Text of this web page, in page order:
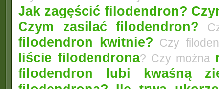
Jak zagęścić filodendron?
Czym zasilać filodendron?
filodendron kwitnie? Czy
liście filodendrona? Czy można
filodendron lubi kwaśną